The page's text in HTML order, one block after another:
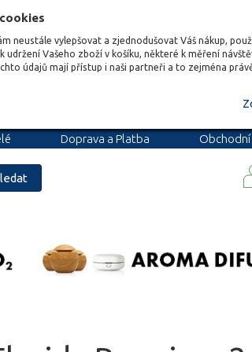
neustále vylepšovat a zjednodušovat Váš nákup,
udržení Vašeho zboží v košíku, některé k měření
údajů mají přístup i naši partneři a to zejména
Doprava a Platba
Obchodní